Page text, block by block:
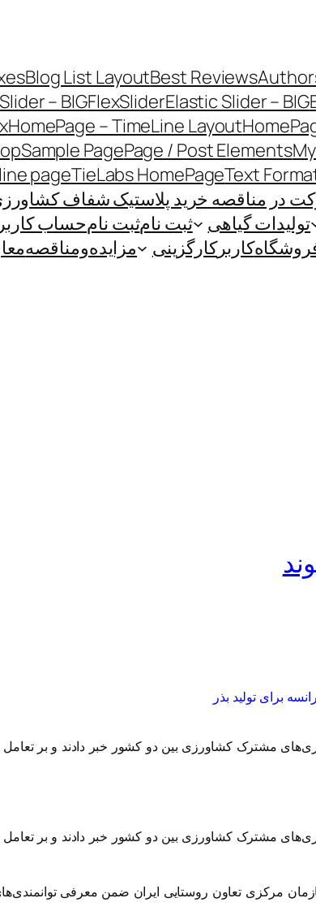
Best Reviews
Blog List Layout
Elastic Slider – BIG
FlexSlider
– BIG
HomePage – TimeLine Layout
Page / Post Elements
Sample Page
Text
TieLabs HomePage
page
در مناقصه خرید پلاستیک شفاف کشاورزی
تولیدات گیاهی ثبت نامثبت نامحساب
کاربرکارگزینی مزایده‌و‌مناقصه
برای تولید بذر
مشترک کشاورزی بین دو کشور خبر دادند و بر
مشترک کشاورزی بین دو کشور خبر دادند و بر
مرکزی تعاون روستایی ایران ضمن معرفی